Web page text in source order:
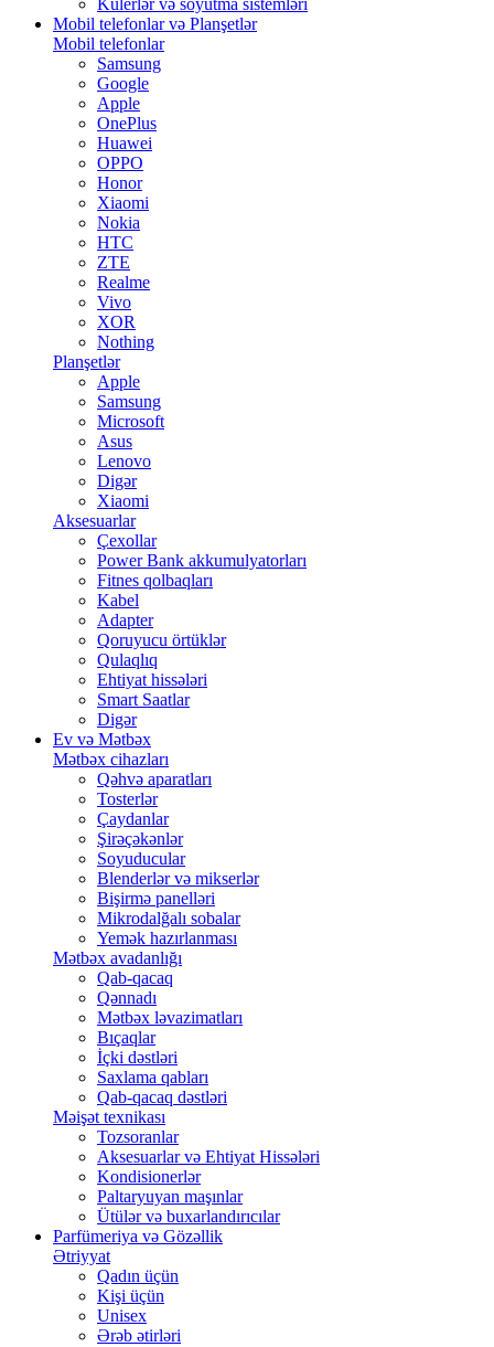
Kulerlər və soyutma sistemləri
Mobil telefonlar və Planşetlər
Mobil telefonlar
Samsung
Google
Apple
OnePlus
Huawei
OPPO
Honor
Xiaomi
Nokia
HTC
ZTE
Realme
Vivo
XOR
Nothing
Planşetlər
Apple
Samsung
Microsoft
Asus
Lenovo
Digər
Xiaomi
Aksesuarlar
Çexollar
Power Bank akkumulyatorları
Fitnes qolbaqları
Kabel
Adapter
Qoruyucu örtüklər
Qulaqlıq
Ehtiyat hissələri
Smart Saatlar
Digər
Ev və Mətbəx
Mətbəx cihazları
Qəhvə aparatları
Tosterlər
Çaydanlar
Şirəçəkənlər
Soyuducular
Blenderlər və mikserlər
Bişirmə panelləri
Mikrodalğalı sobalar
Yemək hazırlanması
Mətbəx avadanlığı
Qab-qacaq
Qənnadı
Mətbəx ləvazimatları
Bıçaqlar
İçki dəstləri
Saxlama qabları
Qab-qacaq dəstləri
Məişət texnikası
Tozsoranlar
Aksesuarlar və Ehtiyat Hissələri
Kondisionerlər
Paltaryuyan maşınlar
Ütülər və buxarlandırıcılar
Parfümeriya və Gözəllik
Ətriyyat
Qadın üçün
Kişi üçün
Unisex
Ərəb ətirləri